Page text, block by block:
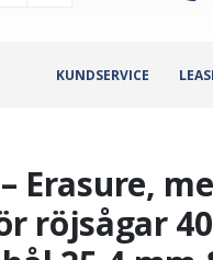
KUNDSERVICE
Erasure,
röjsågar